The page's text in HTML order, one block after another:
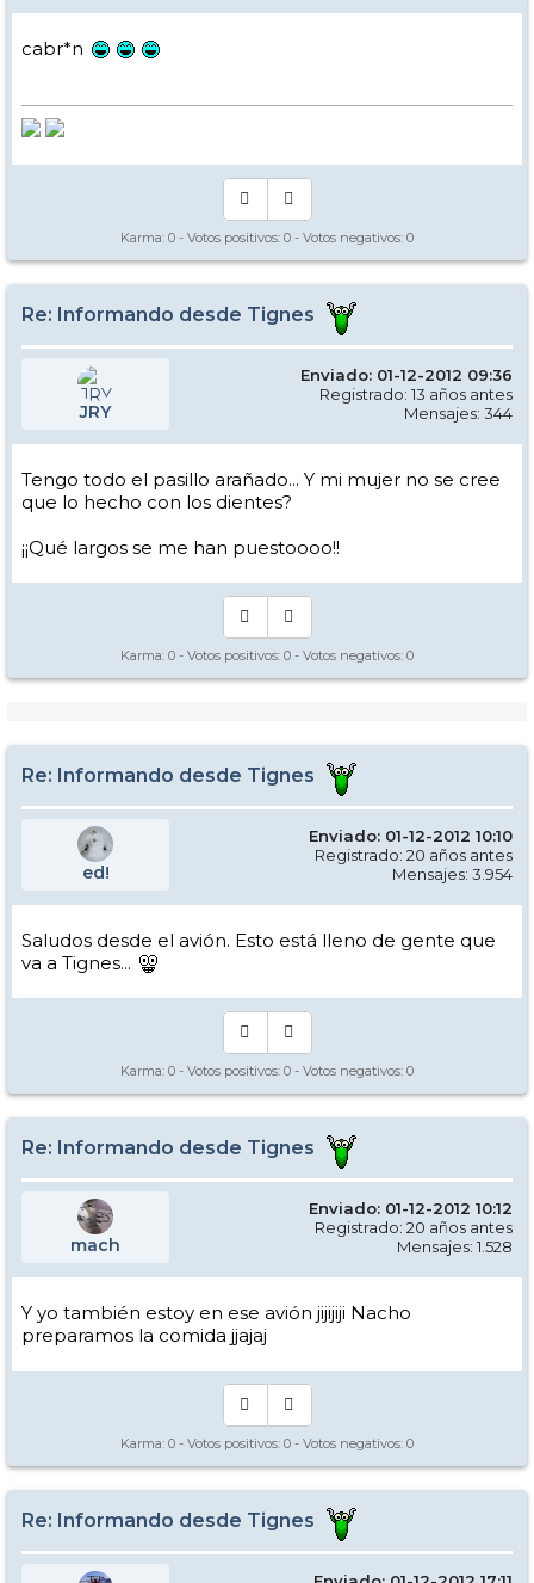
cabr*n
Karma: 0 - Votos positivos: 0 - Votos negativos: 0
Re: Informando desde Tignes
JRY
Enviado: 01-12-2012 09:36
Registrado: 13 años antes
Mensajes: 344
Tengo todo el pasillo arañado... Y mi mujer no se cree
que lo hecho con los dientes?
¡¡Qué largos se me han puestoooo!!
Karma: 0 - Votos positivos: 0 - Votos negativos: 0
Re: Informando desde Tignes
ed!
Enviado: 01-12-2012 10:10
Registrado: 20 años antes
Mensajes: 3.954
Saludos desde el avión. Esto está lleno de gente que
va a Tignes...
Karma: 0 - Votos positivos: 0 - Votos negativos: 0
Re: Informando desde Tignes
mach
Enviado: 01-12-2012 10:12
Registrado: 20 años antes
Mensajes: 1.528
Y yo también estoy en ese avión jijijiji Nacho
preparamos la comida jjajaj
Karma: 0 - Votos positivos: 0 - Votos negativos: 0
Re: Informando desde Tignes